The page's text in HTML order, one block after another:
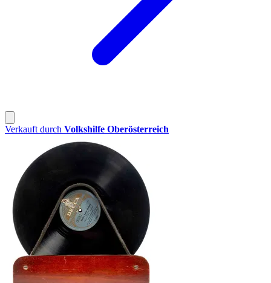
Verkauft durch Volkshilfe Oberösterreich